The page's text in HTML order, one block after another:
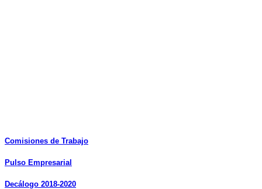
Comisiones de Trabajo
Pulso Empresarial
Decálogo 2018-2020